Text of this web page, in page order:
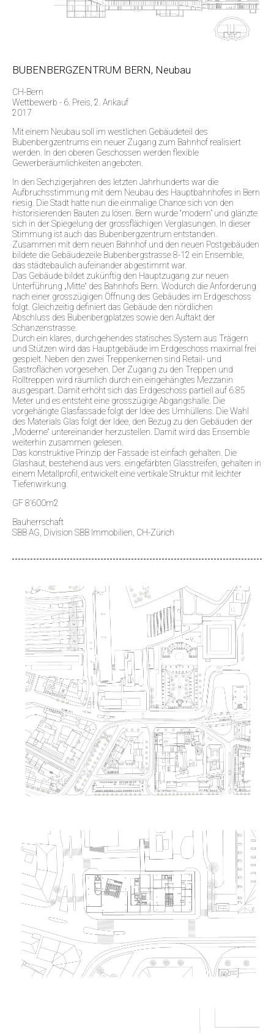
BUBENBERGZENTRUM BERN, Neubau
CH-Bern
Wettbewerb - 6. Preis, 2. Ankauf
2017
Mit einem Neubau soll im westlichen Gebäudeteil des
Bubenbergzentrums ein neuer Zugang zum Bahnhof realisiert
werden. In den oberen Geschossen werden flexible
Gewerberäumlichkeiten angeboten.
In den Sechzigerjahren des letzten Jahrhunderts war die
Aufbruchsstimmung mit dem Neubau des Hauptbahnhofes in Bern
riesig. Die Stadt hatte nun die einmalige Chance sich von den
historisierenden Bauten zu lösen. Bern wurde “modern” und glänzte
sich in der Spiegelung der grossflächigen Verglasungen. In dieser
Stimmung ist auch das Bubenbergzentrum entstanden.
Zusammen mit dem neuen Bahnhof und den neuen Postgebäuden
bildete die Gebäudezeile Bubenbergstrasse 8-12 ein Ensemble,
das städtebaulich aufeinander abgestimmt war.
Das Gebäude bildet zukünftig den Hauptzugang zur neuen
Unterführung „Mitte“ des Bahnhofs Bern. Wodurch die Anforderung
nach einer grosszügigen Öffnung des Gebäudes im Erdgeschoss
folgt. Gleichzeitig definiert das Gebäude den nördlichen
Abschluss des Bubenbergplatzes sowie den Auftakt der
Schanzenstrasse.
Durch ein klares, durchgehendes statisches System aus Trägern
und Stützen wird das Hauptgebäude im Erdgeschoss maximal frei
gespielt. Neben den zwei Treppenkernen sind Retail- und
Gastroflächen vorgesehen. Der Zugang zu den Treppen und
Rolltreppen wird räumlich durch ein eingehängtes Mezzanin
ausgespart. Damit erhöht sich das Erdgeschoss partiell auf 6.85
Meter und es entsteht eine grosszügige Abgangshalle. Die
vorgehängte Glasfassade folgt der Idee des Umhüllens. Die Wahl
des Materials Glas folgt der Idee, den Bezug zu den Gebäuden der
„Moderne“ untereinander herzustellen. Damit wird das Ensemble
weiterhin zusammen gelesen.
Das konstruktive Prinzip der Fassade ist einfach gehalten. Die
Glashaut, bestehend aus vers. eingefärbten Glasstreifen, gehalten in
einem Metallprofil, entwickelt eine vertikale Struktur mit leichter
Tiefenwirkung.
GF 8’600m2
Bauherrschaft
SBB AG, Division SBB Immobilien, CH-Zürich